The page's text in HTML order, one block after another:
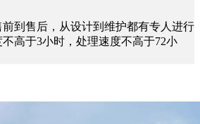
到售后，从设计到维护都有专人进行
高于3小时，处理速度不高于72小